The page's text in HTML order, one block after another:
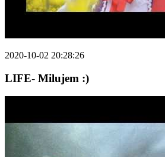
2020-10-02 20:28:26
LIFE- Milujem :)